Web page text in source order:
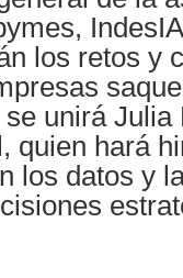
los retos y
unirá Julia
quien hará
los datos y